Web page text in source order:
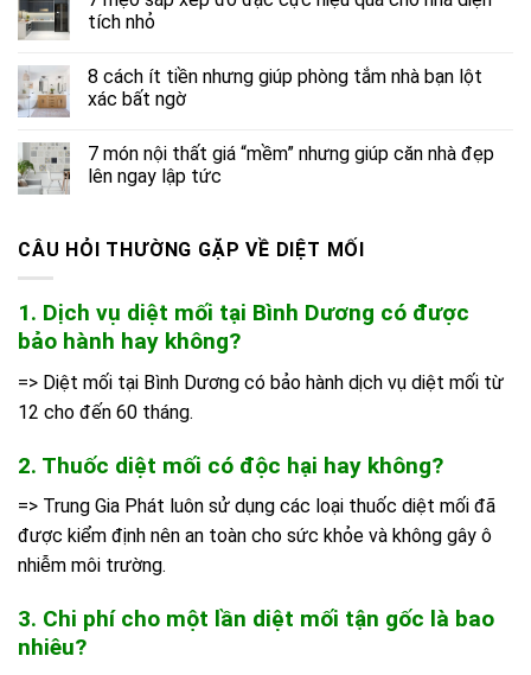
tích nhỏ
8 cách ít tiền nhưng giúp phòng tắm nhà bạn lột
xác bất ngờ
7 món nội thất giá “mềm” nhưng giúp căn nhà đẹp
lên ngay lập tức
CÂU HỎI THƯỜNG GẶP VỀ DIỆT MỐI
1. Dịch vụ diệt mối tại Bình Dương có được
bảo hành hay không?
=> Diệt mối tại Bình Dương có bảo hành dịch vụ diệt mối từ
12 cho đến 60 tháng.
2. Thuốc diệt mối có độc hại hay không?
=> Trung Gia Phát luôn sử dụng các loại thuốc diệt mối đã
được kiểm định nên an toàn cho sức khỏe và không gây ô
nhiễm môi trường.
3. Chi phí cho một lần diệt mối tận gốc là bao
nhiêu?